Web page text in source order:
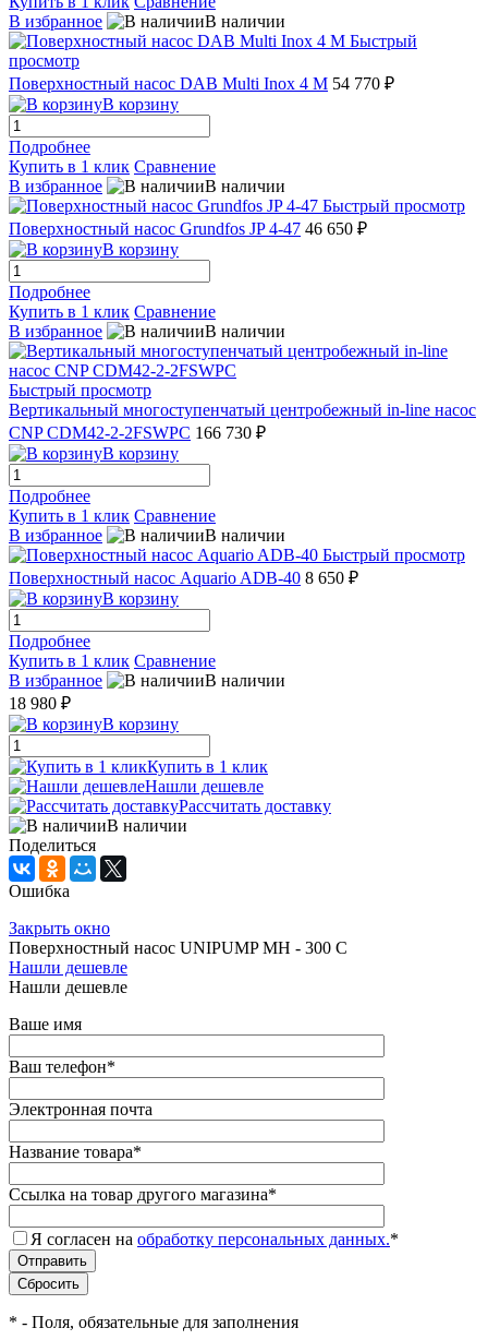
В избранное
В наличии
Быстрый
просмотр
Поверхностный насос DAB Multi Inox 4 M 54 770 ₽
В корзину
Подробнее
Купить в 1 клик Сравнение
В избранное
В наличии
Быстрый просмотр
Поверхностный насос Grundfos JP 4-47 46 650 ₽
В корзину
Подробнее
Купить в 1 клик Сравнение
В избранное
В наличии
Быстрый просмотр
Вертикальный многоступенчатый центробежный in-line насос
CNP CDM42-2-2FSWPC 166 730 ₽
В корзину
Подробнее
Купить в 1 клик Сравнение
В избранное
В наличии
Быстрый просмотр
Поверхностный насос Aquario ADB-40 8 650 ₽
В корзину
Подробнее
Купить в 1 клик Сравнение
В избранное
В наличии
18 980 ₽
В корзину
Купить в 1 клик
Нашли дешевле
Рассчитать доставку
В наличии
Поделиться
Ошибка
Закрыть окно
Поверхностный насос UNIPUMP МН - 300 С
Нашли дешевле
Нашли дешевле
Ваше имя
Ваш телефон*
Электронная почта
Название товара*
Ссылка на товар другого магазина*
Я согласен на обработку персональных данных.*
* - Поля, обязательные для заполнения